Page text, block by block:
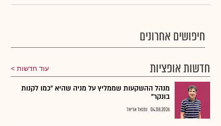
חיפושים אחרונים
חדשות אופציות
עוד חדשות
מנהל ההשקעות שממליץ על מניה שהיא "כמו לקנות
בונקר"
04.08.2026 נתנאל אריאל